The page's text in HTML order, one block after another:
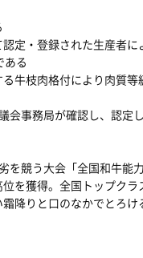
定・登録された生産者
ある
牛枝肉格付により肉質
会事務局が確認し、認定
を競う大会「全国和牛能
を獲得。全国トップクラ
降りと口のなかでとろ